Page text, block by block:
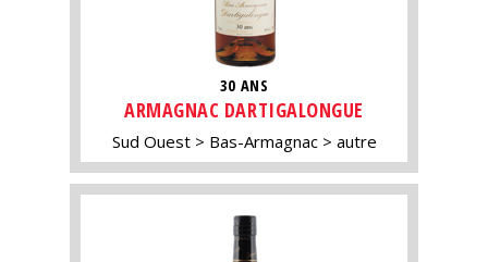
30 ANS
ARMAGNAC DARTIGALONGUE
Sud Ouest Bas-Armagnac autre